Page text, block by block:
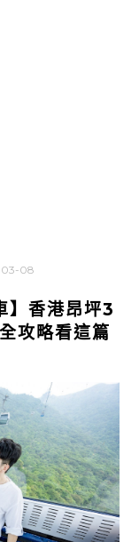
08
】香港昂坪3
攻略看這篇